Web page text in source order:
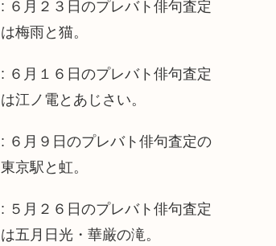
６月２３日のプレバト俳句査定
梅雨と猫。
６月１６日のプレバト俳句査定
江ノ電とあじさい。
６月９日のプレバト俳句査定の
京駅と虹。
５月２６日のプレバト俳句査定
五月日光・華厳の滝。